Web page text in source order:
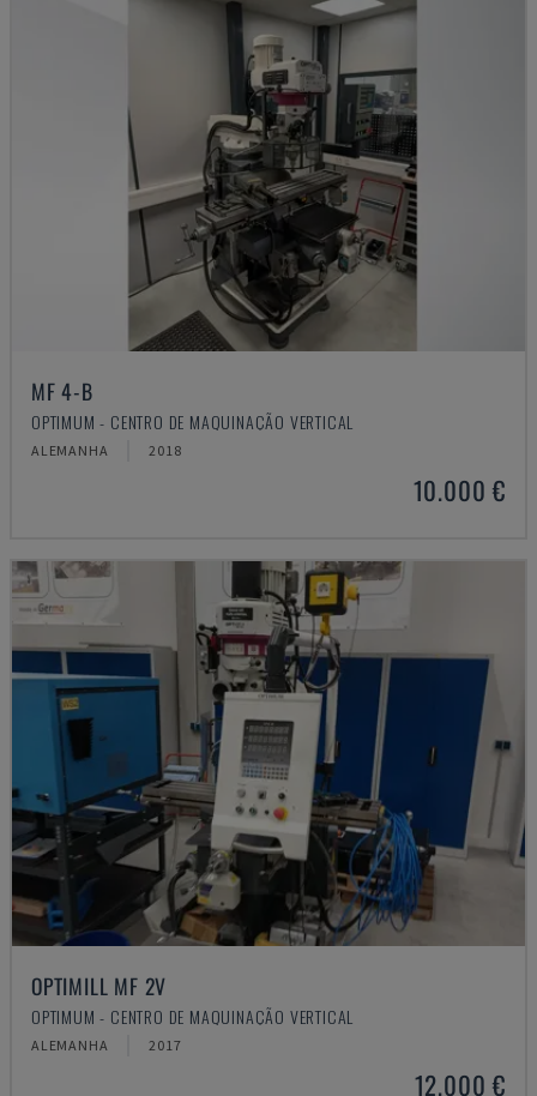
MF 4-B
OPTIMUM - CENTRO DE MAQUINAÇÃO VERTICAL
ALEMANHA 2018
10.000 €
OPTIMILL MF 2V
OPTIMUM - CENTRO DE MAQUINAÇÃO VERTICAL
ALEMANHA 2017
12.000 €